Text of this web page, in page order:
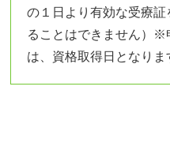
の１日より有効な受療
ることはできません）※
は、資格取得日となりま